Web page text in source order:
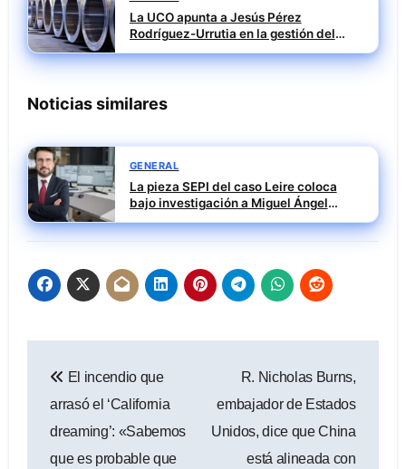
La UCO apunta a Jesús Pérez
Rodríguez-Urrutia en la gestión del
rescate de Tubos Reunidos
Noticias similares
GENERAL
La pieza SEPI del caso Leire coloca
bajo investigación a Miguel Ángel
Santiago Mesa
de
entradas
El incendio que
arrasó el ‘California
dreaming’: «Sabemos
que es probable que
R. Nicholas Burns,
embajador de Estados
Unidos, dice que China
está alineada con